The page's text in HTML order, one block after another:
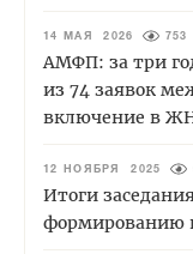
14 МАЯ 2026 753
АМФП: за три
из 74 заявок
включение в
12 НОЯБРЯ 2025
Итоги
формированию